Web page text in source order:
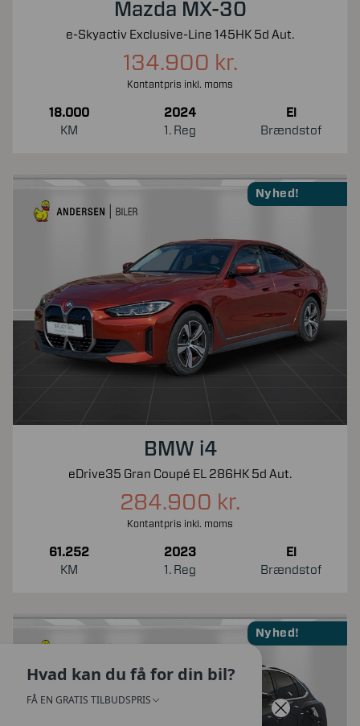
Mazda MX-30
e-Skyactiv Exclusive-Line 145HK 5d Aut.
134.900 kr.
Kontantpris inkl. moms
18.000
KM
2024
1. Reg
El
Brændstof
Nyhed!
BMW i4
eDrive35 Gran Coupé EL 286HK 5d Aut.
284.900 kr.
Kontantpris inkl. moms
61.252
KM
2023
1. Reg
El
Brændstof
Nyhed!
Hvad kan du få for din bil?
FÅ EN GRATIS TILBUDSPRIS